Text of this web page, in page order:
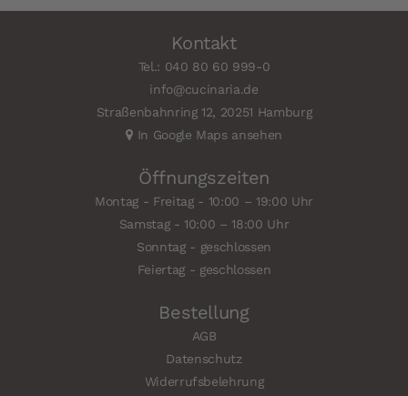
Kontakt
Tel.: 040 80 60 999-0
info@cucinaria.de
Straßenbahnring 12, 20251 Hamburg
In Google Maps ansehen
Öffnungszeiten
Montag - Freitag - 10:00 – 19:00 Uhr
Samstag - 10:00 – 18:00 Uhr
Sonntag - geschlossen
Feiertag - geschlossen
Bestellung
AGB
Datenschutz
Widerrufsbelehrung